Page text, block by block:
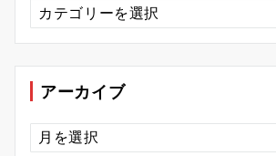
テ
ゴ
ー
アーカイブ
ア
ー